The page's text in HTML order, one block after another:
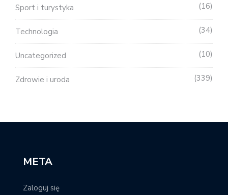
Sport i turystyka 16
Technologia 34
Uncategorized 10
Zdrowie i uroda 339
META
Zaloguj się